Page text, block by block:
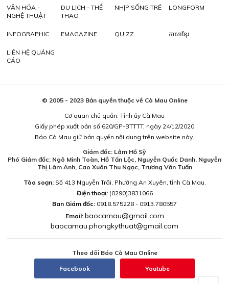
VĂN HÓA -
NGHỆ THUẬT
DU LỊCH - THỂ
THAO
NHỊP SỐNG TRẺ LONGFORM
INFOGRAPHIC EMAGAZINE QUIZZ ភាសាខ្មែរ
LIÊN HỆ QUẢNG
CÁO
© 2005 - 2023 Bản quyền thuộc về Cà Mau Online
Cơ quan chủ quản: Tỉnh ủy Cà Mau
Giấy phép xuất bản số 620/GP-BTTTT, ngày 24/12/2020
Báo Cà Mau giữ bản quyền nội dung trên website này.
Giám đốc: Lâm Hồ Sỹ
Phó Giám đốc: Ngô Minh Toàn, Hồ Tấn Lộc, Nguyễn Quốc Danh, Nguyễn
Thị Lâm Anh, Cao Xuân Thu Ngọc, Trương Văn Tuấn
Tòa soạn:Số 413 Nguyễn Trãi, Phường An Xuyên, tỉnh Cà Mau.
Điện thoại: (0290)3831066
Ban Giám đốc: 0918.575228 - 0913.780557
Email: baocamau@gmail.com
baocamau.phongkythuat@gmail.com
Theo dõi Báo Cà Mau Online
Facebook Youtube